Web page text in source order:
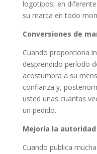
logotipos, en
su marca en todo
Conversiones de
Cuando proporciona
desprendido período
acostumbra a su
confianza y,
usted unas cuantas
un pedido.
Mejoría la autoridad
Cuando publica